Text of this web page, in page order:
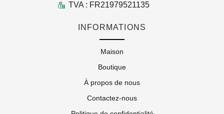
TVA : FR21979521135
INFORMATIONS
Maison
Boutique
À propos de nous
Contactez-nous